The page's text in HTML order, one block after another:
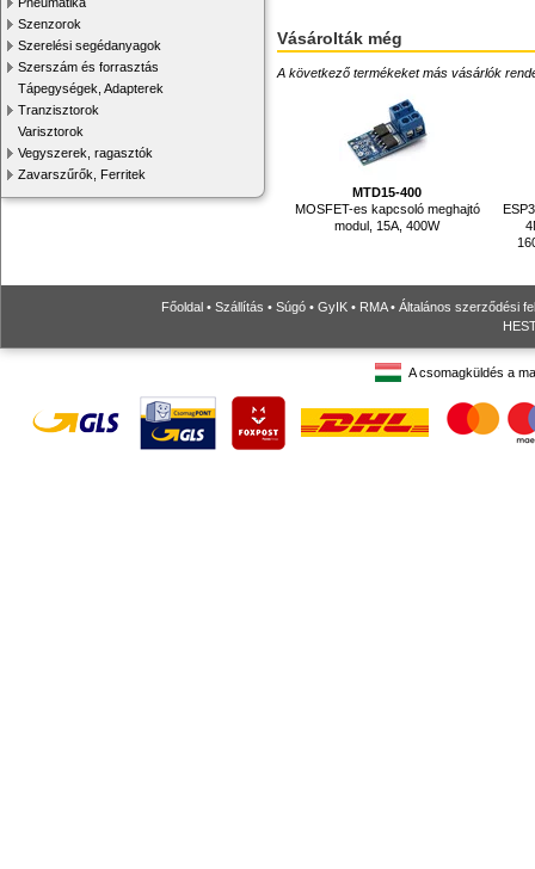
Szenzorok
Szerelési segédanyagok
Szerszám és forrasztás
Tápegységek, Adapterek
Tranzisztorok
Varisztorok
Vegyszerek, ragasztók
Zavarszűrők, Ferritek
Vásárolták még
A következő termékeket más vásárlók
MTD15-400
MOSFET-es kapcsoló meghajtó
modul, 15A, 400W
Főoldal • Szállítás • Súgó • GyIK • RMA• Általános szerződési
A csomagküldés a